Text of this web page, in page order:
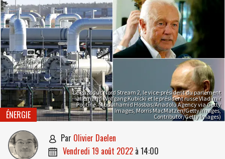
Le gazoduc Nord Stream 2, le vice-président du parlement
allemand Wolfgang Kubicki et le président russe Vladimir
Poutine. (Abdulhamid Hosbas/Anadolu Agency via Getty
Images, Morris MacMatzen/Getty Images,
Contributor/Getty Images)
ÉNERGIE
 par Olivier Daelen
 vendredi 19 août 2022 à 14:00